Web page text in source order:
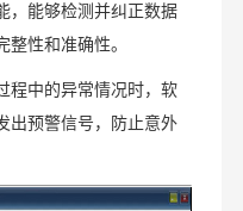
，能够检测并纠正数据
性和准确性。
程中的异常情况时，软
出预警信号，防止意外